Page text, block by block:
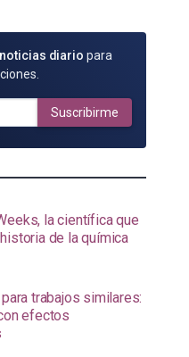
diario para
Suscribirme
la científica que
de la química
para trabajos similares:
efectos